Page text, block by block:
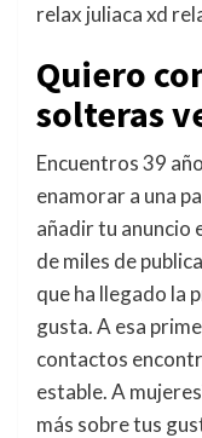
relax juliaca xd
Quiero
solteras
Encuentros 39
enamorar a una
añadir tu anuncio
de miles de
que ha llegado la
gusta. A esa
contactos
estable. A
más sobre tus